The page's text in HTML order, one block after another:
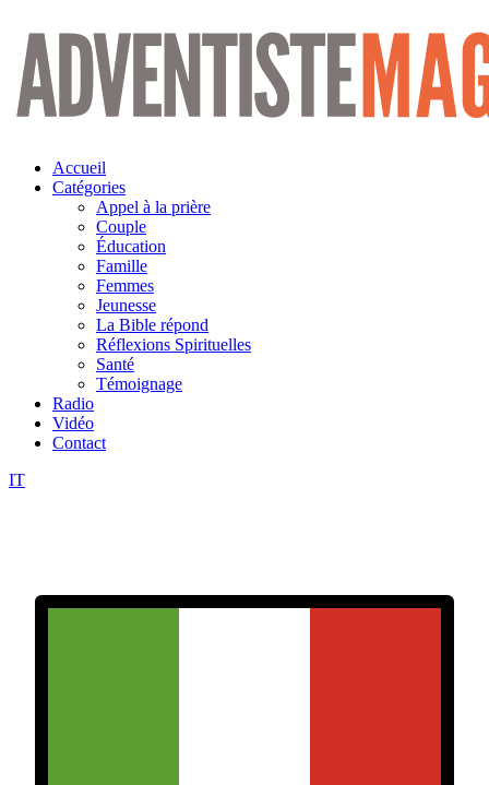
Aller
contenu
Accueil
Catégories
Appel à la prière
Couple
Éducation
Famille
Femmes
Jeunesse
La Bible répond
Réflexions Spirituelles
Santé
Témoignage
Radio
Vidéo
Contact
IT